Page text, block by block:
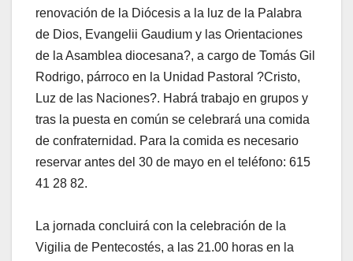
renovación de la Diócesis a la luz de la Palabra
de Dios, Evangelii Gaudium y las Orientaciones
de la Asamblea diocesana?, a cargo de Tomás Gil
Rodrigo, párroco en la Unidad Pastoral ?Cristo,
Luz de las Naciones?. Habrá trabajo en grupos y
tras la puesta en común se celebrará una comida
de confraternidad. Para la comida es necesario
reservar antes del 30 de mayo en el teléfono: 615
41 28 82.
La jornada concluirá con la celebración de la
Vigilia de Pentecostés, a las 21.00 horas en la